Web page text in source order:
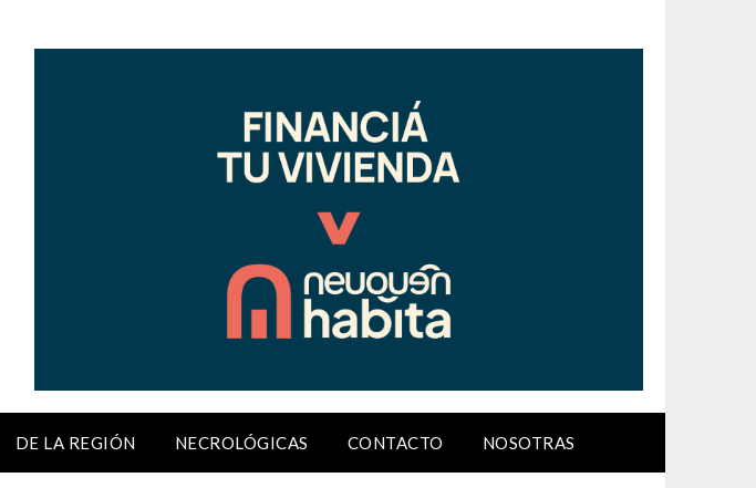
DE LA REGIÓN NECROLÓGICAS CONTACTO NOSOTRAS